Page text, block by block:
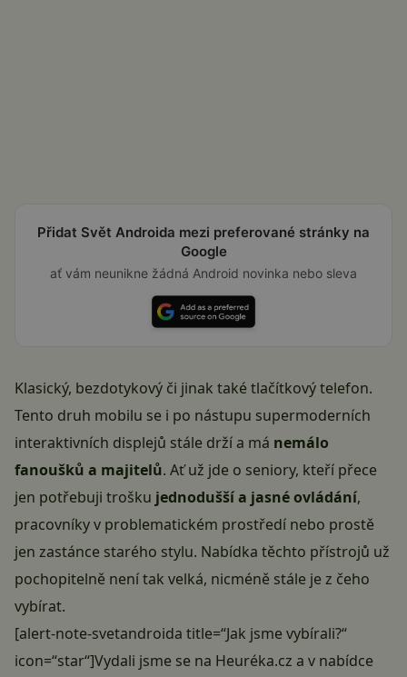
Přidat Svět Androida mezi preferované stránky na
Google
ať vám neunikne žádná Android novinka nebo sleva
Klasický, bezdotykový či jinak takétlačítkový telefon.
Tento druh mobilu se i po nástupu supermoderních
interaktivních displejů stále drží a má nemálo
fanoušků a majitelů. Ať už jde o seniory, kteří přece
jen potřebuji trošku jednodušší a jasné ovládání,
pracovníky v problematickém prostředí nebo prostě
jen zastánce starého stylu. Nabídka těchto přístrojů už
pochopitelně není tak velká, nicméně stále je z čeho
vybírat.
[alert-note-svetandroida title=“Jak jsme vybírali?“
icon=“star“]Vydali jsme se na Heuréka.cz a v nabídce